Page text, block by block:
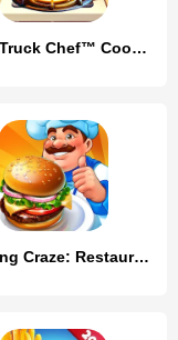
Food Truck Chef™ Cooking Games
Cooking Craze: Restaurant Game